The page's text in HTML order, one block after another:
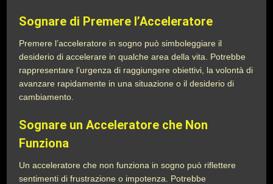
Sognare di Premere l’Acceleratore
Premere l’acceleratore in sogno può simboleggiare il
desiderio di accelerare in qualche area della vita. Potrebbe
rappresentare l’urgenza di raggiungere obiettivi, la volontà di
avanzare rapidamente in una situazione o il desiderio di
cambiamento.
Sognare un Acceleratore che Non
Funziona
Un acceleratore che non funziona in sogno può riflettere
sentimenti di frustrazione o impotenza. Potrebbe